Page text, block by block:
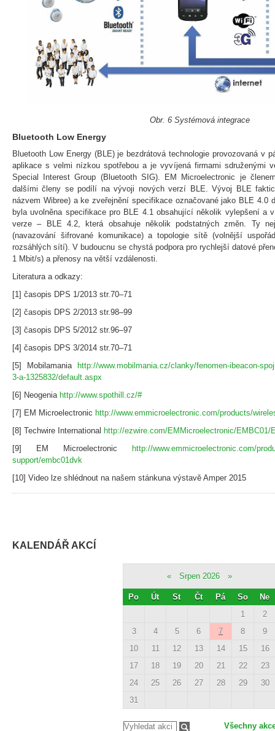
Obr. 6 Systémová integrace
Bluetooth Low Energy
Bluetooth Low Energy (BLE) je bezdrátová technologie provozovaná v
aplikace s velmi nízkou spotřebou a je vyvíjená firmami sdruženými
Special Interest Group (Bluetooth SIG). EM Microelectronic je
dalšími členy se podílí na vývoji nových verzí BLE. Vývoj BLE
názvem Wibree) a ke zveřejnění specifikace označované jako BLE 4.0
byla uvolněna specifikace pro BLE 4.1 obsahující několik vylepšení a
verze – BLE 4.2, která obsahuje několik podstatných změn. Ty
(navazování šifrované komunikace) a topologie sítě (volnější
rozsáhlých sítí). V budoucnu se chystá podpora pro rychlejší datové
1 Mbit/s) a přenosy na větší vzdálenosti.
Literatura a odkazy:
[1] časopis DPS 1/2013 str.70–71
[2] časopis DPS 2/2013 str.98–99
[3] časopis DPS 5/2012 str.96–97
[4] časopis DPS 3/2014 str.70–71
[5] Mobilamania
http://www.mobilmania.cz/clanky/fenomen-ibeacon-
3-a-1325832/default.aspx
[6] Neogenia http://www.spothill.cz/#
[7] EM Microelectronic http://www.emmicroelectronic.com/products/
[8] Techwire International http://ezwire.com/EMMicroelectronic/EMBC01/
[9] EM Microelectronic
http://www.emmicroelectronic.com/
support/embc01dvk
[10] Video lze shlédnout na našem stánkuna výstavě Amper 2015
KALENDÁŘ AKCÍ
« Srpen 2026 »
Po Út St Čt Pá So
Ne
1
2
3
4 5 6 7 8
9
10
11 12 13 14 15
16
17
18 19 20 21 22
23
24
25 26 27 28 29
30
31
Všechny